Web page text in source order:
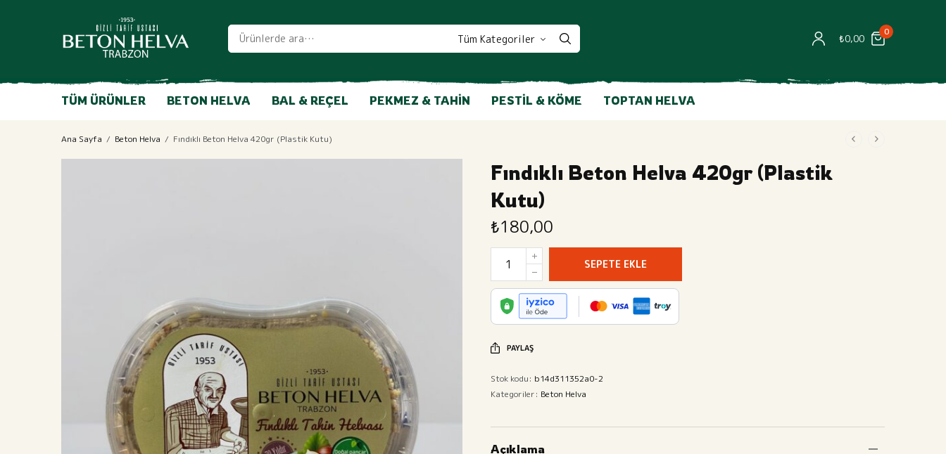
₺0,00
0
TÜM ÜRÜNLER BETON HELVA BAL & REÇEL PEKMEZ & TAHIN PESTIL & KÖME TOPTAN HELVA
Ana Sayfa / Beton Helva / Fındıklı Beton Helva 420gr (Plastik Kutu)
Fındıklı Beton Helva 420gr (Plastik
Kutu)
₺180,00
SEPETE EKLE
PAYLAŞ
Stok kodu: b14d311352a0-2
Kategoriler: Beton Helva
Açıklama